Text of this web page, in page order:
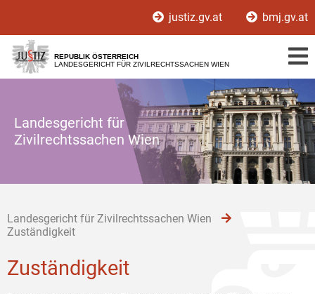
[1]
[2]
[3]
justiz.gv.at bmj.gv.at
REPUBLIK ÖSTERREICH
LANDESGERICHT FÜR ZIVILRECHTSSACHEN WIEN
Landesgericht für
Zivilrechtssachen Wien
Landesgericht für Zivilrechtssachen Wien
Zuständigkeit
Zuständigkeit